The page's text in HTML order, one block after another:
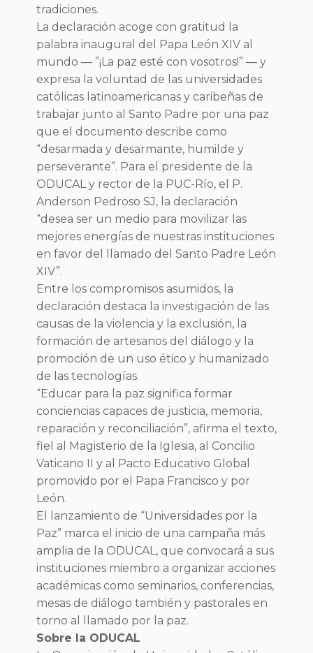
tradiciones.
La declaración acoge con gratitud la
palabra inaugural del Papa León XIV al
mundo — ”¡La paz esté con vosotros!” — y
expresa la voluntad de las universidades
católicas latinoamericanas y caribeñas de
trabajar junto al Santo Padre por una paz
que el documento describe como
“desarmada y desarmante, humilde y
perseverante”. Para el presidente de la
ODUCAL y rector de la PUC-Río, el P.
Anderson Pedroso SJ, la declaración
“desea ser un medio para movilizar las
mejores energías de nuestras instituciones
en favor del llamado del Santo Padre León
XIV”.
Entre los compromisos asumidos, la
declaración destaca la investigación de las
causas de la violencia y la exclusión, la
formación de artesanos del diálogo y la
promoción de un uso ético y humanizado
de las tecnologías.
“Educar para la paz significa formar
conciencias capaces de justicia, memoria,
reparación y reconciliación”, afirma el texto,
fiel al Magisterio de la Iglesia, al Concilio
Vaticano II y al Pacto Educativo Global
promovido por el Papa Francisco y por
León.
El lanzamiento de “Universidades por la
Paz” marca el inicio de una campaña más
amplia de la ODUCAL, que convocará a sus
instituciones miembro a organizar acciones
académicas como seminarios, conferencias,
mesas de diálogo también y pastorales en
torno al llamado por la paz.
Sobre la ODUCAL